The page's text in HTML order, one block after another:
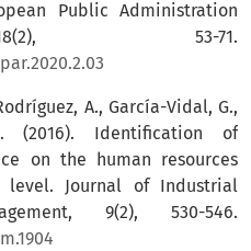
Public Administration
53-71.
A., García-Vidal, G.,
(2016). Identification of
on the human resources
Journal of Industrial
9(2), 530-546.